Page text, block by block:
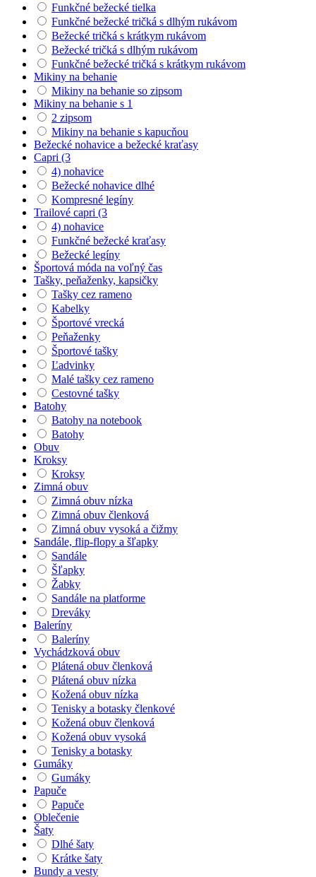
Funkčné bežecké tielka
Funkčné bežecké tričká s dlhým rukávom
Bežecké tričká s krátkym rukávom
Bežecké tričká s dlhým rukávom
Funkčné bežecké tričká s krátkym rukávom
Mikiny na behanie
Mikiny na behanie so zipsom
Mikiny na behanie s 1
2 zipsom
Mikiny na behanie s kapucňou
Bežecké nohavice a bežecké kraťasy
Capri (3
4) nohavice
Bežecké nohavice dlhé
Kompresné legíny
Trailové capri (3
4) nohavice
Funkčné bežecké kraťasy
Bežecké legíny
Športová móda na voľný čas
Tašky, peňaženky, kapsičky
Tašky cez rameno
Kabelky
Športové vrecká
Peňaženky
Športové tašky
Ľadvinky
Malé tašky cez rameno
Cestovné tašky
Batohy
Batohy na notebook
Batohy
Obuv
Kroksy
Kroksy
Zimná obuv
Zimná obuv nízka
Zimná obuv členková
Zimná obuv vysoká a čižmy
Sandále, flip-flopy a šľapky
Sandále
Šľapky
Žabky
Sandále na platforme
Dreváky
Baleríny
Baleríny
Vychádzková obuv
Plátená obuv členková
Plátená obuv nízka
Kožená obuv nízka
Tenisky a botasky členkové
Kožená obuv členková
Kožená obuv vysoká
Tenisky a botasky
Gumáky
Gumáky
Papuče
Papuče
Oblečenie
Šaty
Dlhé šaty
Krátke šaty
Bundy a vesty